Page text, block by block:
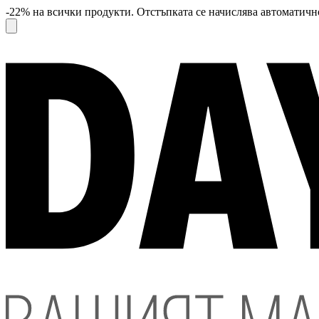
-22% на всички продукти. Отстъпката се начислява